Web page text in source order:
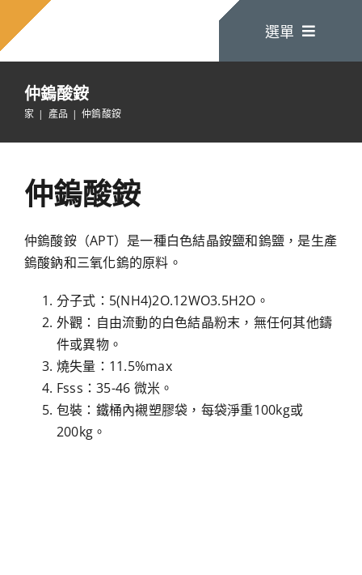
內
選單
仲鎢酸銨
家 產品 仲鎢酸銨
仲鎢酸銨
仲鎢酸銨（APT）是一種白色結晶銨鹽和鎢鹽，是生產
鎢酸鈉和三氧化鎢的原料。
分子式：5(NH4)2O.12WO3.5H2O。
外觀：自由流動的白色結晶粉末，無任何其他鑄
件或異物。
燒失量：11.5%max
Fsss：35-46 微米。
包裝：鐵桶內襯塑膠袋，每袋淨重100kg或
200kg。